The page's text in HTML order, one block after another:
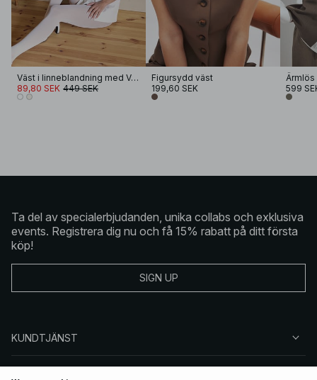
Väst i linneblandning med V-ringning
89,80 SEK 449 SEK
Figursydd väst
199,60 SEK
599
Ta del av specialerbjudanden, unika collabs och exklusiva
events. Registrera dig nu och få 15% rabatt på ditt första
köp!
SIGN UP
KUNDTJÄNST